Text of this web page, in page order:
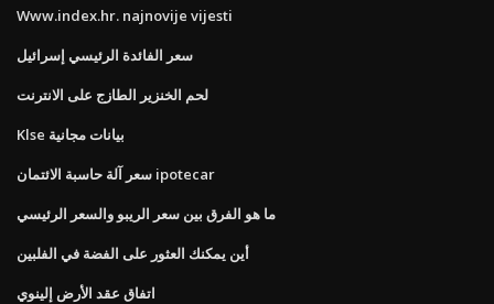
Www.index.hr. najnovije vijesti
سعر الفائدة الرئيسي إسرائيل
لحم الخنزير الطازج على الانترنت
Klse بيانات مجانية
سعر آلة حاسبة الائتمان ipotecar
ما هو الفرق بين سعر الريبو والسعر الرئيسي
أين يمكنك العثور على الفضة في الفلبين
اتفاق عقد الأرض إلينوي